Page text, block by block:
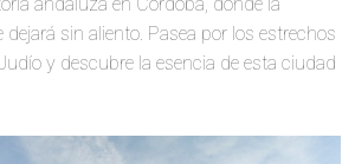
sin aliento. Pasea por los estrechos
y descubre la esencia de esta ciudad